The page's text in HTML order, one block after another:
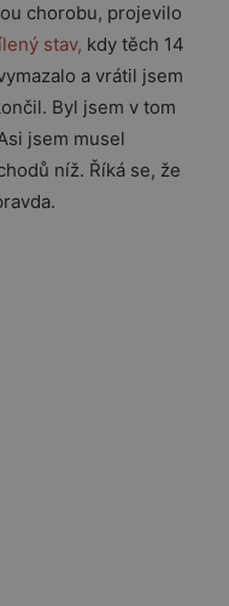
chorobu, projevilo
stav, kdy těch 14
a vrátil jsem
Byl jsem v tom
jsem musel
níž. Říká se, že